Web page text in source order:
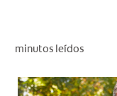
minutos leídos